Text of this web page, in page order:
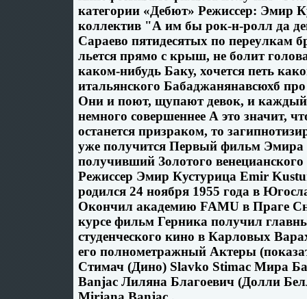
категории «Дебют» Режиссер: Эмир
коллектив "А им бы рок-н-ролл да
Сараево пятидесятых по переулкам
льется прямо с крыш, не болит
каком-нибудь Баку, хочется петь
итальянского Бабаджанянавсюхб про
Они и поют, щупают девок, и каждый
немного совершеннее А это значит,
останется призраком, то
уже получится Первый фильм Эмира
получивший Золотого
Режиссер Эмир Кустурица Emir
родился 24 ноября 1955 года в
Окончил академию FAMU в Праге
курсе фильм Герника получил
студенческого кино в Карловых
его полнометражный Актеры
Стимач (Дино) Slavko Stimac Мира
Banjac Лиляна Благоевич (Долли